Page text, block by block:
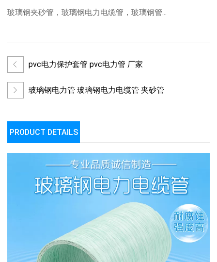
玻璃钢夹砂管，玻璃钢电力电缆管，玻璃钢管...
pvc电力保护套管 pvc电力管 厂家
玻璃钢电力管 玻璃钢电力电缆管 夹砂管
PRODUCT DETAILS